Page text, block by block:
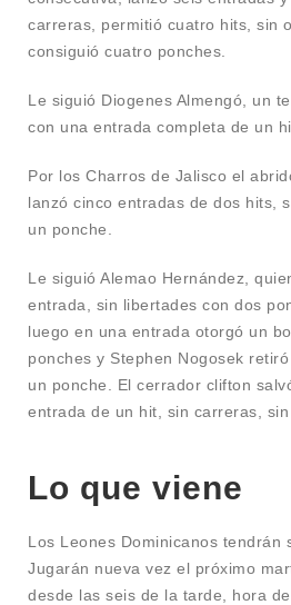
carreras, permitió cuatro hits, sin
consiguió cuatro ponches.
Le siguió Diogenes Almengó, un
con una entrada completa de un
Por los Charros de Jalisco el
lanzó cinco entradas de dos hits,
un ponche.
Le siguió Alemao Hernández,
entrada, sin libertades con dos
luego en una entrada otorgó un
ponches y Stephen Nogosek
un ponche. El cerrador clifton
entrada de un hit, sin carreras,
Lo que viene
Los Leones Dominicanos tendrán
Jugarán nueva vez el próximo
desde las seis de la tarde, hora